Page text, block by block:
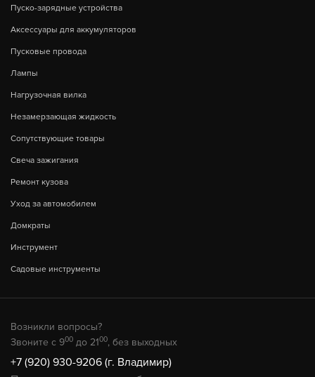
Пуско-зарядные устройства
Аксессуары для аккумуляторов
Пусковые провода
Лампы
Нагрузочная вилка
Незамерзающая жидкость
Сопутствующие товары
Свеча зажигания
Ремонт кузова
Уход за автомобилем
Домкраты
Инструмент
Садовые инструменты
Возникли вопросы?
Звоните с 900 до 2100, без выходных
+7 (920) 930-9206 (г. Владимир)